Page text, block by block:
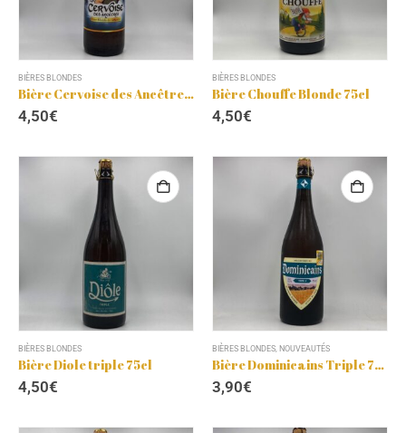
BIÈRES BLONDES
Bière Cervoise des Ancêtres 75cl
4,50€
BIÈRES BLONDES
Bière Chouffe Blonde 75cl
4,50€
BIÈRES BLONDES
Bière Diole triple 75cl
4,50€
BIÈRES BLONDES NOUVEAUTÉS
Bière Dominicains Triple 75cl
3,90€